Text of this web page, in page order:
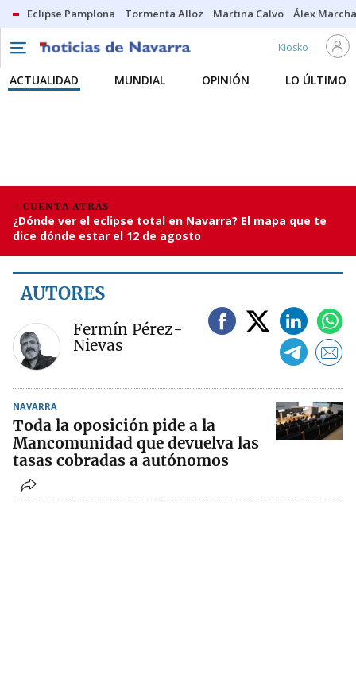
Eclipse Pamplona Tormenta Alloz Martina Calvo Álex
Kiosko
ACTUALIDAD MUNDIAL OPINIÓN LO ÚLTIMO
CUENTA ATRÁS
¿Dónde ver el eclipse total en Navarra? El mapa que te
dice dónde estar el 12 de agosto
AUTORES
Fermín Pérez-
Nievas
NAVARRA
Toda la oposición pide a la
Mancomunidad que devuelva las
tasas cobradas a autónomos